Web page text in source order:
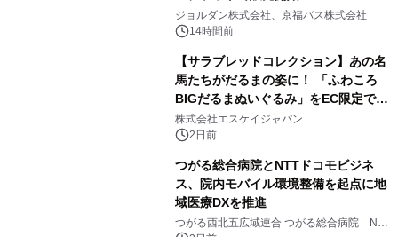
ジョルダン株式会社、京福バス株式会社
14時間前
【サラブレッドコレクション】あの名
馬たちがだるまの姿に！ 「ふわころ
BIGだるまぬいぐるみ」をEC限定で受
注販売開始
株式会社エスケイジャパン
2日前
つがる総合病院とNTTドコモビジネ
ス、院内モバイル環境整備を起点に地
域医療DXを推進
つがる西北五広域連合 つがる総合病院 NTT